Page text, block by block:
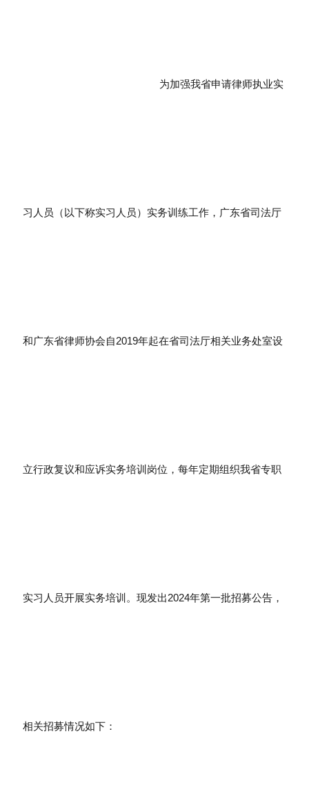
为加强我省申请律师执业实
习人员（以下称实习人员）实务训练工作，广东省司法厅
和广东省律师协会自2019年起在省司法厅相关业务处室设
立行政复议和应诉实务培训岗位，每年定期组织我省专职
实习人员开展实务培训。现发出2024年第一批招募公告，
相关招募情况如下：